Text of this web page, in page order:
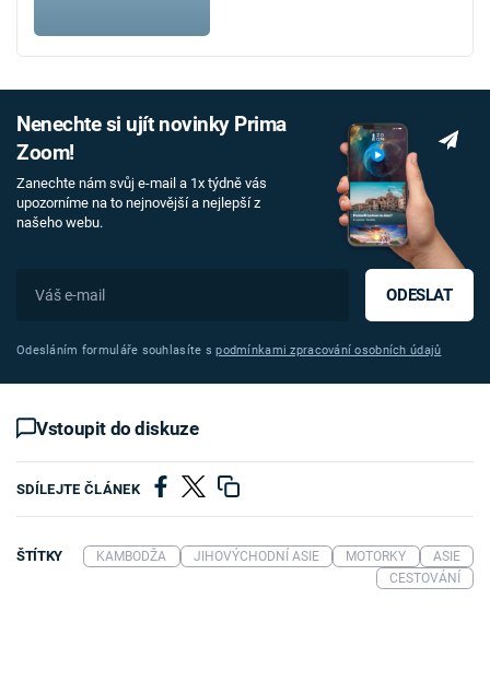
Nenechte si ujít novinky Prima
Zoom!
Zanechte nám svůj e-mail a 1x týdně vás
upozorníme na to nejnovější a nejlepší z
našeho webu.
ODESLAT
Odesláním formuláře souhlasíte spodmínkami zpracování osobních údajů
Vstoupit do diskuze
SDÍLEJTE ČLÁNEK
ŠTÍTKY KAMBODŽA JIHOVÝCHODNÍ ASIE MOTORKY
ASIE
CESTOVÁNÍ